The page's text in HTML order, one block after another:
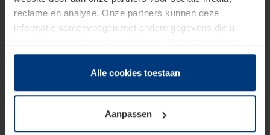
reclame en analyse. Onze partners kunnen deze
informatie samenvoegen met andere gegevens die u
hun diensten hebben verzameld.
Juridisch hebben wij het recht om cookies op uw
van deze pagina's absoluut vereist is. Voor alle andere
soorten cookies is uw toestemming benodigd. Uw
toestemming kunt u op elk moment bij de uitleg van de
Alle cookies toestaan
Aanpassen